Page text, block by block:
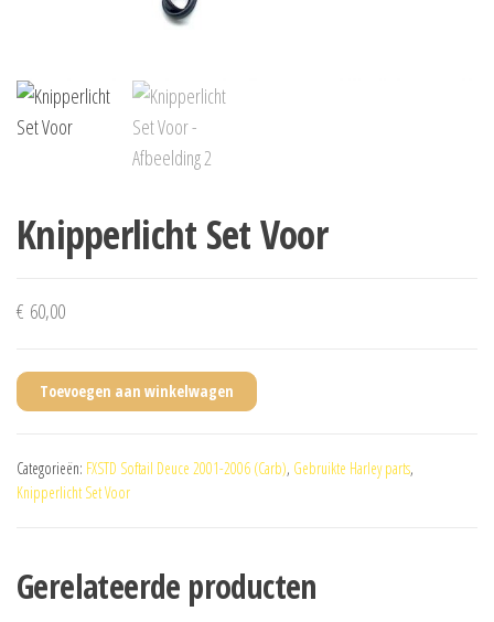
Knipperlicht Set Voor
€ 60,00
Toevoegen aan winkelwagen
Categorieën: FXSTD Softail Deuce 2001-2006 (Carb), Gebruikte Harley parts,
Knipperlicht Set Voor
Gerelateerde producten